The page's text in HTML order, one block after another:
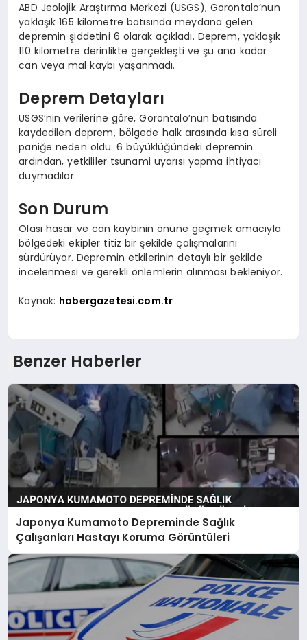
SAĞLIK
SPOR
YAŞAM
DIĞER
ABD Jeolojik Araştırma Merkezi (USGS), Gorontalo’nun
yaklaşık 165 kilometre batısında meydana gelen
depremin şiddetini 6 olarak açıkladı. Deprem, yaklaşık
110 kilometre derinlikte gerçekleşti ve şu ana kadar
can veya mal kaybı yaşanmadı.
Deprem Detayları
USGS’nin verilerine göre, Gorontalo’nun batısında
kaydedilen deprem, bölgede halk arasında kısa süreli
paniğe neden oldu. 6 büyüklüğündeki depremin
ardından, yetkililer tsunami uyarısı yapma ihtiyacı
duymadılar.
Son Durum
Olası hasar ve can kaybının önüne geçmek amacıyla
bölgedeki ekipler titiz bir şekilde çalışmalarını
sürdürüyor. Depremin etkilerinin detaylı bir şekilde
incelenmesi ve gerekli önlemlerin alınması bekleniyor.
Kaynak: habergazetesi.com.tr
Benzer Haberler
Japonya Kumamoto Depreminde Sağlık
Çalışanları Hastayı Koruma Görüntüleri